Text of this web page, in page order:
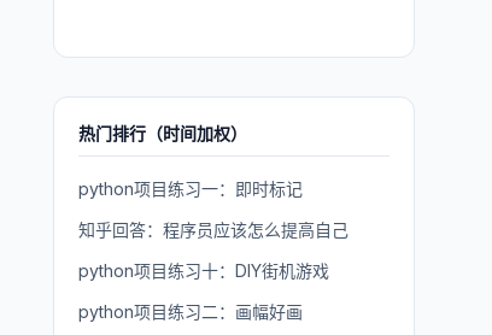
热门排行（时间加权）
python项目练习一：即时标记
知乎回答：程序员应该怎么提高自己
python项目练习十：DIY街机游戏
python项目练习二：画幅好画